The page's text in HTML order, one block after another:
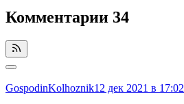
Комментарии 34
GospodinKolhoznik12 дек 2021 в 17:02